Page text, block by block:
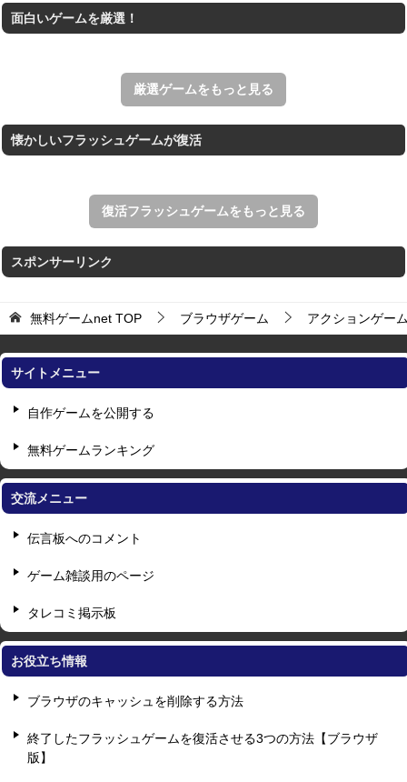
すべての矢印を画面外へ導くパズルゲーム。
ナムコの名作ゲーム「パックマン」のブラウザゲーム。
面白いゲームを厳選！
厳選ゲームをもっと見る
懐かしいフラッシュゲームが復活
復活フラッシュゲームをもっと見る
スポンサーリンク
無料ゲームnet TOP ブラウザゲーム アクションゲー
サイトメニュー
自作ゲームを公開する
無料ゲームランキング
交流メニュー
伝言板へのコメント
ゲーム雑談用のページ
タレコミ掲示板
お役立ち情報
ブラウザのキャッシュを削除する方法
終了したフラッシュゲームを復活させる3つの方法【ブラウザ
版】